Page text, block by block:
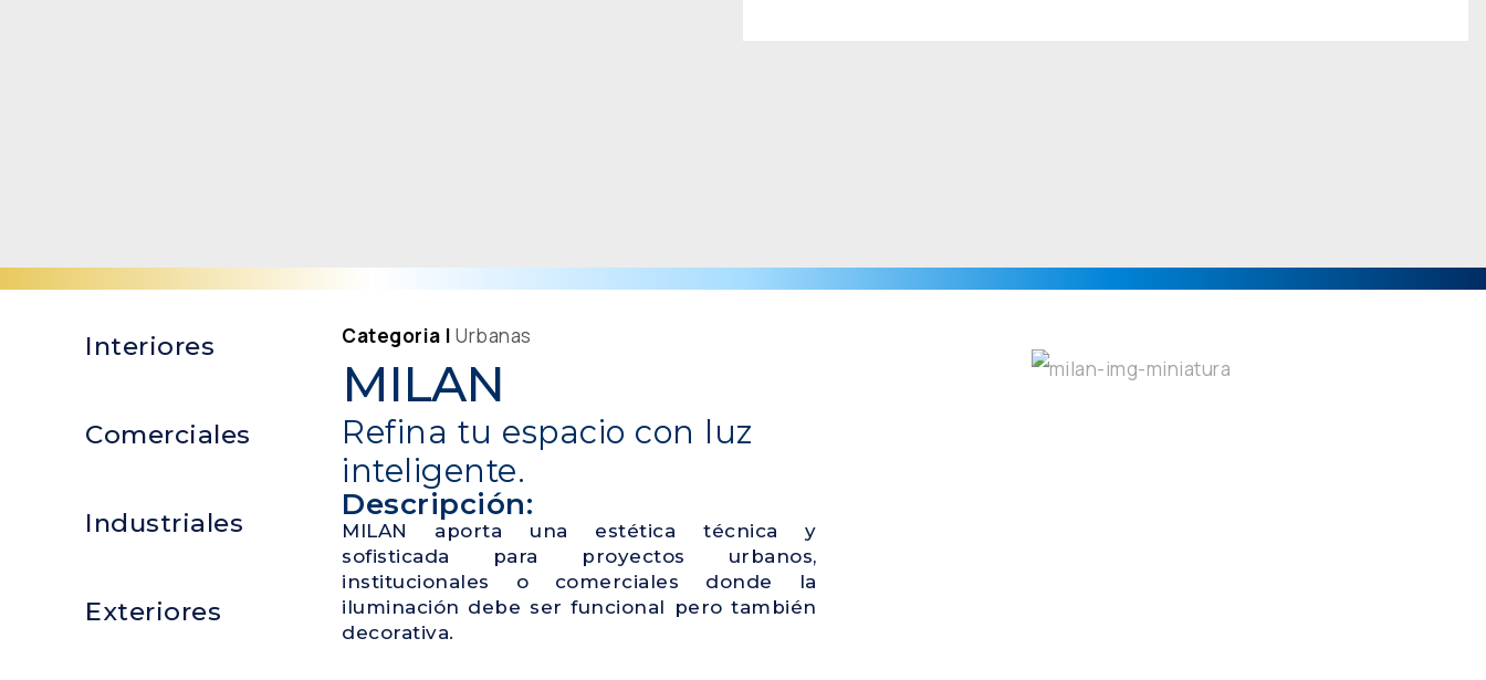
Interiores
Comerciales
Industriales
Exteriores
Categoria | Urbanas
MILAN
Refina tu espacio con luz
inteligente.
Descripción:
MILAN aporta una estética técnica y
sofisticada para proyectos urbanos,
institucionales o comerciales donde la
iluminación debe ser funcional pero también
decorativa.